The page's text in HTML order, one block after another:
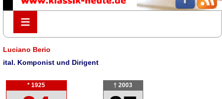
≡
≡
Luciano Berio
ital. Komponist und Dirigent
* 1925 † 2003